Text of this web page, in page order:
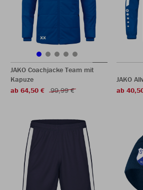
JAKO Coachjacke Team mit
Kapuze
ab 64,50 €
99,99 €
JAKO
ab